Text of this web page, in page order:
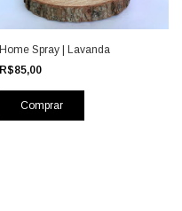
Home Spray | Lavanda
R$85,00